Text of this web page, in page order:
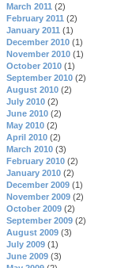
March 2011 (2)
February 2011 (2)
January 2011 (1)
December 2010 (1)
November 2010 (1)
October 2010 (1)
September 2010 (2)
August 2010 (2)
July 2010 (2)
June 2010 (2)
May 2010 (2)
April 2010 (2)
March 2010 (3)
February 2010 (2)
January 2010 (2)
December 2009 (1)
November 2009 (2)
October 2009 (2)
September 2009 (2)
August 2009 (3)
July 2009 (1)
June 2009 (3)